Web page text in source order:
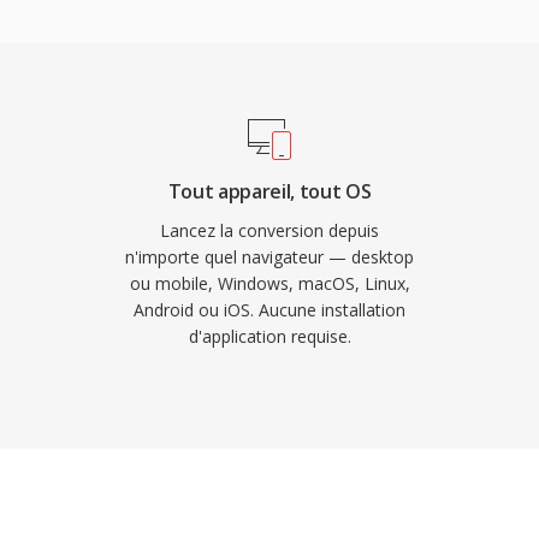
ulterieures
le matériel moderne.
sous licence BSD et a
et de nombreux
chargé dès
feuilles de reperage
les besoins
Tout appareil, tout OS
Lancez la conversion depuis
n'importe quel navigateur — desktop
ou mobile, Windows, macOS, Linux,
Android ou iOS. Aucune installation
d'application requise.